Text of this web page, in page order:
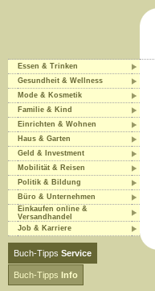
Essen & Trinken
Gesundheit & Wellness
Mode & Kosmetik
Familie & Kind
Einrichten & Wohnen
Haus & Garten
Geld & Investment
Mobilität & Reisen
Politik & Bildung
Büro & Unternehmen
Einkaufen online &
Versandhandel
Job & Karriere
Buch-Tipps Service
Buch-Tipps Info